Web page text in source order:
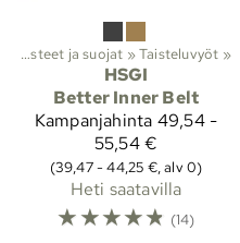
Taisteluvarusteet ja suojat ‪»Taisteluvyöt ‪»
HSGI
Better Inner Belt
Kampanjahinta 49,54 -
55,54 €
(39,47 - 44,25 €, alv 0)
Heti saatavilla
☆☆☆☆☆ (14)
‪» Viranomaistuotteet‪»